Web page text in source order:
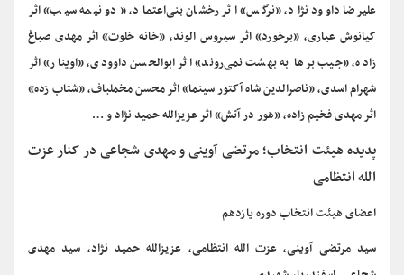
علیرضا داوود نژاد، «نرگس» اثر رخشان بنی‌اعتماد، «دو نیمه سیب» اثر
کیانوش عیاری، «برخورد» اثر سیروس الوند، «خانه خلوت» اثر مهدی صباغ
زاده، «جیب برها به بهشت نمی‌روند» اثر ابوالحسن داوودی، «اوینار» اثر
شهرام اسدی، «ناصرالدین شاه آکتور سینما» اثر محسن مخملباف، «شتاب زده»
اثر مهدی فخیم زاده، «هور در آتش» اثر عزیزالله حمید نژاد و …
پدیده هیئت انتخاب؛ مرتضی آوینی و مهدی شجاعی در کنار عزت
الله انتظامی
اعضای هیئت انتخاب دوره یازدهم
سید مرتضی آوینی، عزت الله انتظامی، عزیزالله حمید نژاد، سید مهدی